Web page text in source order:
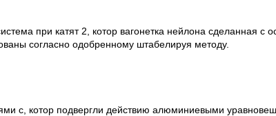
при катят 2, котор вагонетка нейлона сделанная с
согласно одобренному штабелируя методу.
с, котор подвергли действию алюминиевыми